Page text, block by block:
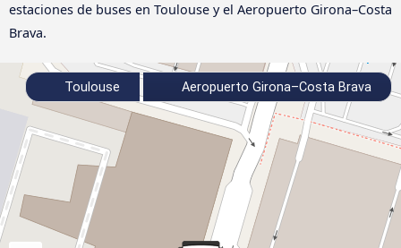
estaciones de buses en Toulouse y el Aeropuerto Girona–Costa
Brava.
Toulouse Aeropuerto Girona–Costa Brava